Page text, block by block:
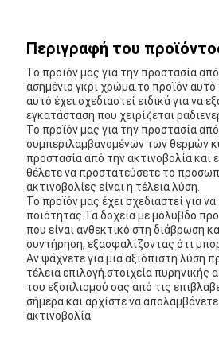
Περιγραφή του
Το προϊόν μας για την προστασία
ασημένιο γκρι χρώμα.το προϊόν
αυτό έχει σχεδιαστεί ειδικά για να
εγκατάσταση που χειρίζεται
Το προϊόν μας για την προστασία
συμπεριλαμβανομένων των θερμών
προστασία από την ακτινοβολία και
θέλετε να προστατεύσετε το
ακτινοβολίες είναι η τέλεια λύση.
Το προϊόν μας έχει σχεδιαστεί για
ποιότητας.Τα δοχεία με μόλυβδο
που είναι ανθεκτικό στη διάβρωση
συντήρηση, εξασφαλίζοντας ότι
Αν ψάχνετε για μια αξιόπιστη λύση
τέλεια επιλογή.στοιχεία
του εξοπλισμού σας από τις
σήμερα και αρχίστε να
ακτινοβολία.